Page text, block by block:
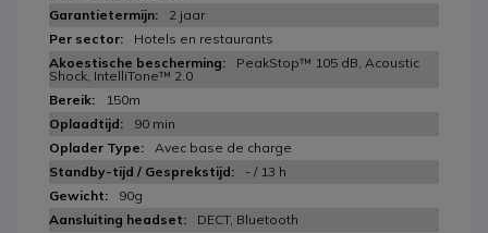
2 jaar
Hotels en restaurants
PeakStop™ 105 dB, Acoustic
Shock, IntelliTone™ 2.0
150m
90 min
Avec base de charge
- / 13 h
90g
DECT, Bluetooth